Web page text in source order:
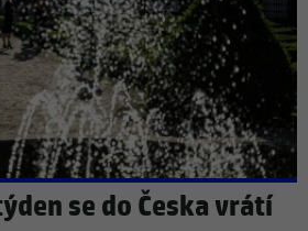
se do Česka vrátí